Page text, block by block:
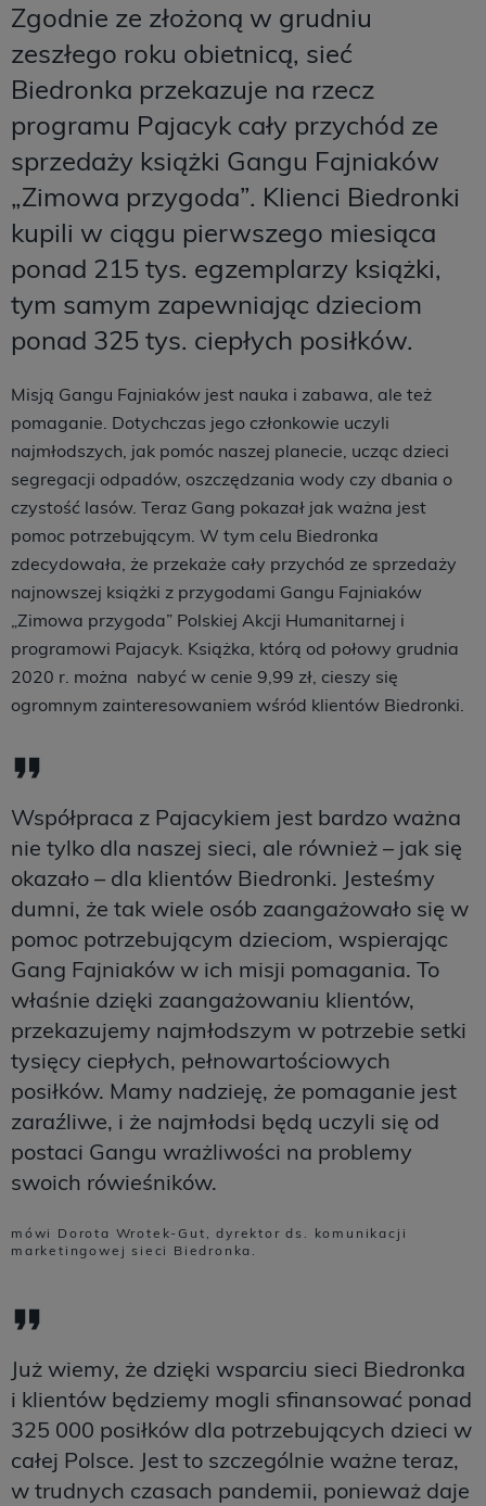
Zgodnie ze złożoną w grudniu
zeszłego roku obietnicą, sieć
Biedronka przekazuje na rzecz
programu Pajacyk cały przychód ze
sprzedaży książki Gangu Fajniaków
„Zimowa przygoda”. Klienci Biedronki
kupili w ciągu pierwszego miesiąca
ponad 215 tys. egzemplarzy książki,
tym samym zapewniając dzieciom
ponad 325 tys. ciepłych posiłków.
Misją Gangu Fajniaków jest nauka i zabawa, ale też
pomaganie. Dotychczas jego członkowie uczyli
najmłodszych, jak pomóc naszej planecie, ucząc dzieci
segregacji odpadów, oszczędzania wody czy dbania o
czystość lasów. Teraz Gang pokazał jak ważna jest
pomoc potrzebującym. W tym celu Biedronka
zdecydowała, że przekaże cały przychód ze sprzedaży
najnowszej książki z przygodami Gangu Fajniaków
„Zimowa przygoda” Polskiej Akcji Humanitarnej i
programowi Pajacyk. Książka, którą od połowy grudnia
2020 r. można nabyć w cenie 9,99 zł, cieszy się
ogromnym zainteresowaniem wśród klientów Biedronki.
Współpraca z Pajacykiem jest bardzo ważna
nie tylko dla naszej sieci, ale również – jak się
okazało – dla klientów Biedronki. Jesteśmy
dumni, że tak wiele osób zaangażowało się w
pomoc potrzebującym dzieciom, wspierając
Gang Fajniaków w ich misji pomagania. To
właśnie dzięki zaangażowaniu klientów,
przekazujemy najmłodszym w potrzebie setki
tysięcy ciepłych, pełnowartościowych
posiłków. Mamy nadzieję, że pomaganie jest
zaraźliwe, i że najmłodsi będą uczyli się od
postaci Gangu wrażliwości na problemy
swoich rówieśników.
mówi Dorota Wrotek-Gut, dyrektor ds. komunikacji
marketingowej sieci Biedronka.
Już wiemy, że dzięki wsparciu sieci Biedronka
i klientów będziemy mogli sfinansować ponad
325 000 posiłków dla potrzebujących dzieci w
całej Polsce. Jest to szczególnie ważne teraz,
w trudnych czasach pandemii, ponieważ daje